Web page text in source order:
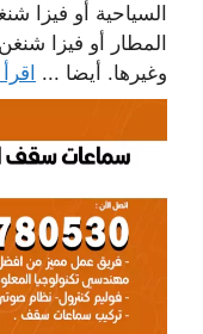
السياحية أو فيزا
المطار أو فيزا
وغيرها. أيضا ...